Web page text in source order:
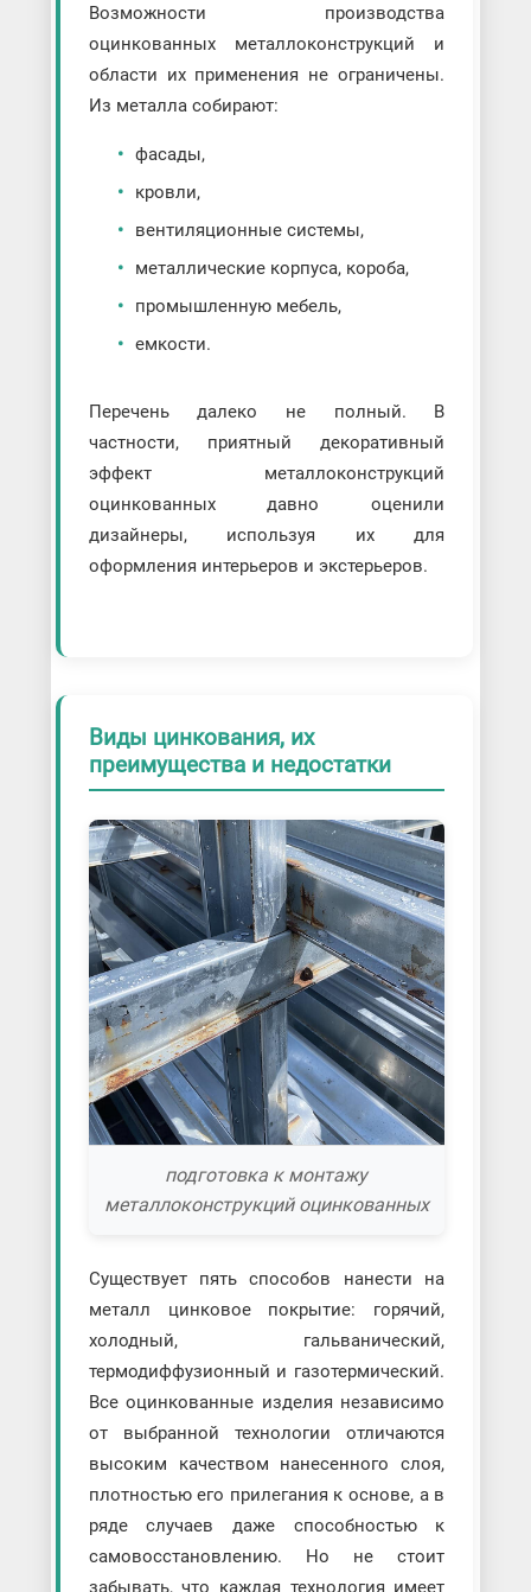
Возможности производства
оцинкованных металлоконструкций и
области их применения не ограничены.
Из металла собирают:
фасады,
кровли,
вентиляционные системы,
металлические корпуса, короба,
промышленную мебель,
емкости.
Перечень далеко не полный. В
частности, приятный декоративный
эффект металлоконструкций
оцинкованных давно оценили
дизайнеры, используя их для
оформления интерьеров и экстерьеров.
Виды цинкования, их
преимущества и недостатки
подготовка к монтажу
металлоконструкций оцинкованных
Существует пять способов нанести на
металл цинковое покрытие: горячий,
холодный, гальванический,
термодиффузионный и газотермический.
Все оцинкованные изделия независимо
от выбранной технологии отличаются
высоким качеством нанесенного слоя,
плотностью его прилегания к основе, а в
ряде случаев даже способностью к
самовосстановлению. Но не стоит
забывать, что каждая технология имеет